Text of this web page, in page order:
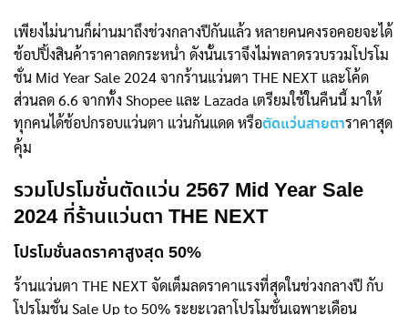
เพียงไม่นานก็ผ่านมาถึงช่วงกลางปีกันแล้ว หลายคนคงรอคอยจะได้
ช้อปปิ้งสินค้าราคาลดกระหน่ำ ดังนั้นเราจึงไม่พลาดรวบรวมโปรโม
ชั่น Mid Year Sale 2024 จากร้านแว่นตา THE NEXT และโค้ด
ส่วนลด 6.6 จากทั้ง Shopee และ Lazada เตรียมใช้ในคืนนี้ มาให้
ทุกคนได้ช้อปกรอบแว่นตา แว่นกันแดด หรือตัดแว่นสายตาราคาสุด
คุ้ม
รวมโปรโมชั่นตัดแว่น 2567 Mid Year Sale
2024 ที่ร้านแว่นตา THE NEXT
โปรโมชั่นลดราคาสูงสุด 50%
ร้านแว่นตา THE NEXT จัดเต็มลดราคาแรงที่สุดในช่วงกลางปี กับ
โปรโมชั่น Sale Up to 50% ระยะเวลาโปรโมชั่นเฉพาะเดือน